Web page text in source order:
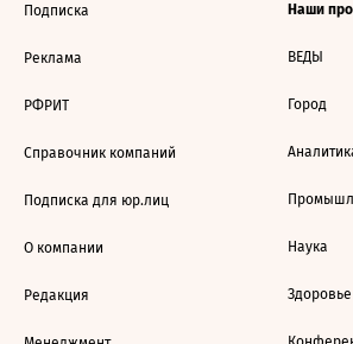
Подписка
Реклама
РФРИТ
Справочник компаний
Подписка для юр.лиц
О компании
Редакция
Наши
ВЕДЫ
Город
Наука
Здоровье